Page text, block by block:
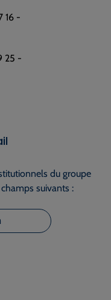
16 -
25 -
du groupe
suivants :